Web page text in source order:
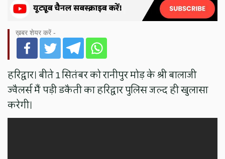
ख़बर शेयर करें -
हरिद्वार। बीते 1 सितंबर को रानीपुर मोड़ के श्री बालाजी
ज्वैलर्स मैं पड़ी डकैती का हरिद्वार पुलिस जल्द ही खुलासा
करेगी।